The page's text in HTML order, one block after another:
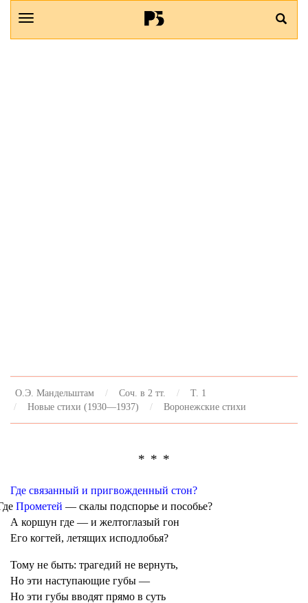
О.Э. Мандельштам Соч. в 2 тт.
Т. 1
Новые стихи (1930—1937)
Воронежские стихи
* * *
Где связанный и пригвожденный стон?
Прометей — скалы подспорье и пособье?
А коршун где — и желтоглазый гон
Его когтей, летящих исподлобья?
Тому не быть: трагедий не вернуть,
Но эти наступающие губы —
Но эти губы вводят прямо в суть